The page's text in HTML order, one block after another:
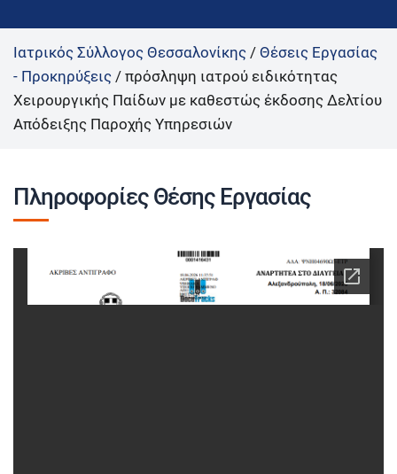
Ιατρικός Σύλλογος Θεσσαλονίκης / Θέσεις Εργασίας
- Προκηρύξεις / πρόσληψη ιατρού ειδικότητας
Χειρουργικής Παίδων με καθεστώς έκδοσης Δελτίου
Απόδειξης Παροχής Υπηρεσιών
Πληροφορίες Θέσης Εργασίας